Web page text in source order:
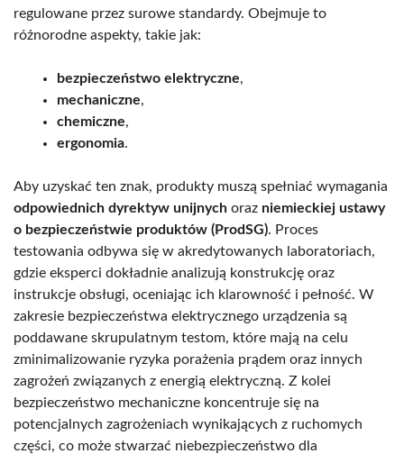
regulowane przez surowe standardy. Obejmuje to
różnorodne aspekty, takie jak:
bezpieczeństwo elektryczne,
mechaniczne,
chemiczne,
ergonomia.
Aby uzyskać ten znak, produkty muszą spełniać wymagania
odpowiednich dyrektyw unijnych oraz niemieckiej ustawy
o bezpieczeństwie produktów (ProdSG). Proces
testowania odbywa się w akredytowanych laboratoriach,
gdzie eksperci dokładnie analizują konstrukcję oraz
instrukcje obsługi, oceniając ich klarowność i pełność. W
zakresie bezpieczeństwa elektrycznego urządzenia są
poddawane skrupulatnym testom, które mają na celu
zminimalizowanie ryzyka porażenia prądem oraz innych
zagrożeń związanych z energią elektryczną. Z kolei
bezpieczeństwo mechaniczne koncentruje się na
potencjalnych zagrożeniach wynikających z ruchomych
części, co może stwarzać niebezpieczeństwo dla